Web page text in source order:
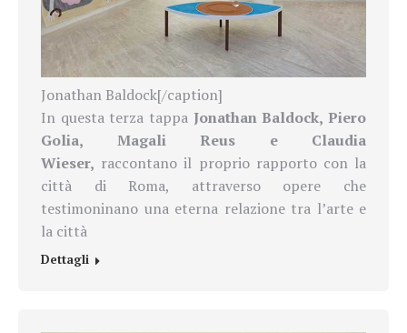
Jonathan Baldock[/caption]
In questa terza tappa Jonathan Baldock, Piero
Golia, Magali Reus e Claudia
Wieser, raccontano il proprio rapporto con la
città di Roma, attraverso opere che
testimoninano una eterna relazione tra l’arte e
la città
Dettagli